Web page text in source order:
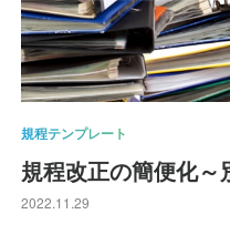
規程テンプレート
規程改正の簡便化～
2022.11.29